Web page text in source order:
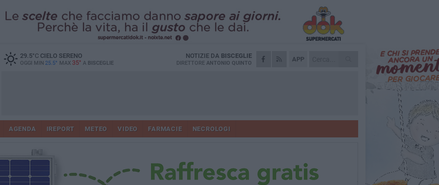
29.5°CCIELO SERENO
OGGI MIN 25.5° MAX 35° A BISCEGLIE
APP
NOTIZIE DA BISCEGLIE
DIRETTORE ANTONIO QUINTO
AGENDA IREPORT METEO VIDEO FARMACIE NECROLOGI